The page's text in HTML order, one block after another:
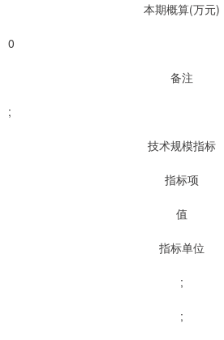
本期概算(万元)
0
备注
;
技术规模指标
指标项
值
指标单位
;
;